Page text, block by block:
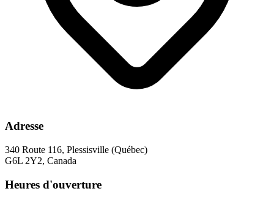
Adresse
340 Route 116, Plessisville (Québec)
G6L 2Y2, Canada
Heures d'ouverture